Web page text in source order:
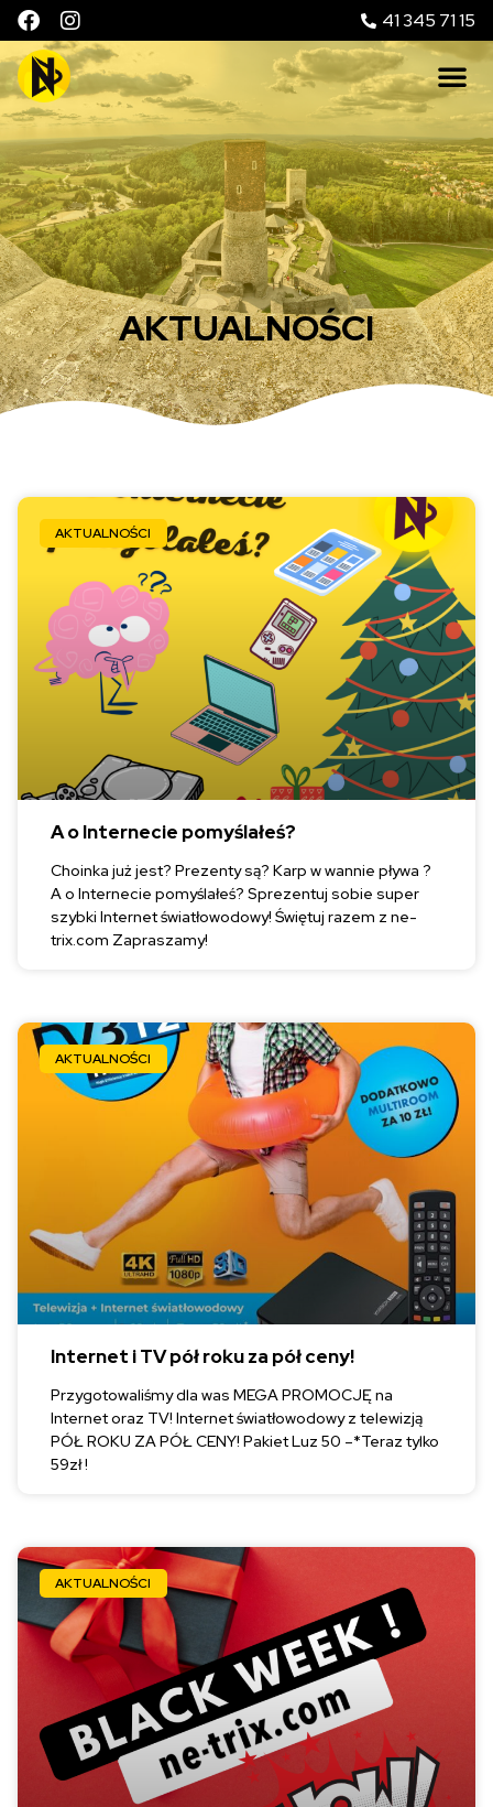
41 345 71 15
AKTUALNOŚCI
AKTUALNOŚCI
A o Internecie pomyślałeś?
Choinka już jest? Prezenty są? Karp w wannie pływa ?
A o Internecie pomyślałeś? Sprezentuj sobie super
szybki Internet światłowodowy! Świętuj razem z ne-
trix.com Zapraszamy!
AKTUALNOŚCI
Internet i TV pół roku za pół ceny!
Przygotowaliśmy dla was MEGA PROMOCJĘ na
Internet oraz TV! Internet światłowodowy z telewizją
PÓŁ ROKU ZA PÓŁ CENY! Pakiet Luz 50 –*Teraz tylko
59zł !
AKTUALNOŚCI